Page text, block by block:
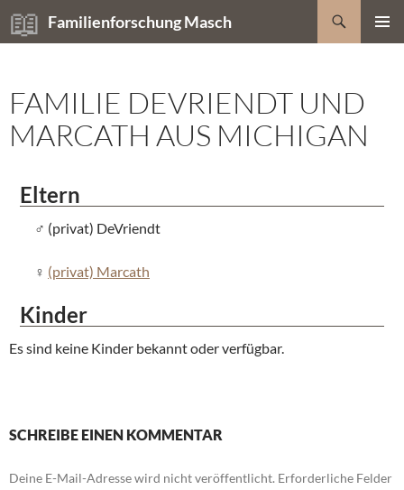
Zum
Inhalt
Familienforschung Masch
Suchen
FAMILIE DEVRIENDT UND
MARCATH AUS MICHIGAN
Eltern
(privat) DeVriendt
(privat) Marcath
Kinder
Es sind keine Kinder bekannt oder verfügbar.
SCHREIBE EINEN KOMMENTAR
Deine E-Mail-Adresse wird nicht veröffentlicht. Erforderliche Felder